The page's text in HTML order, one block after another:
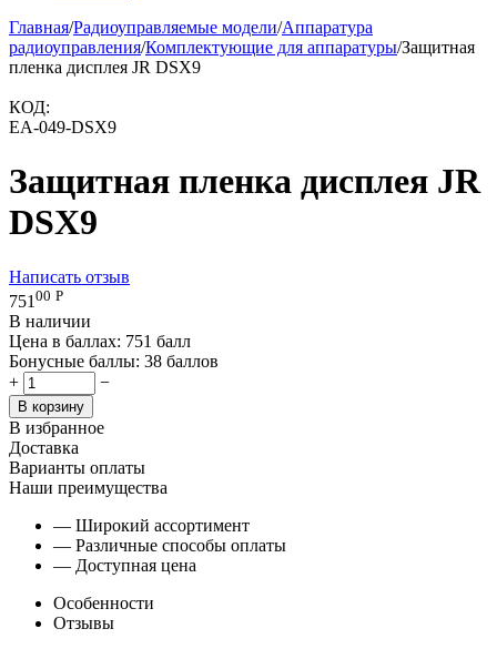
Главная/Радиоуправляемые модели/Аппаратура
радиоуправления/Комплектующие для аппаратуры/Защитная
пленка дисплея JR DSX9
КОД:
EA-049-DSX9
Защитная пленка дисплея JR
DSX9
Написать отзыв
751 00 Р
В наличии
Цена в баллах: 751 балл
Бонусные баллы: 38 баллов
+
−
В корзину
В избранное
Доставка
Варианты оплаты
Наши преимущества
— Широкий ассортимент
— Различные способы оплаты
— Доступная цена
Особенности
Отзывы